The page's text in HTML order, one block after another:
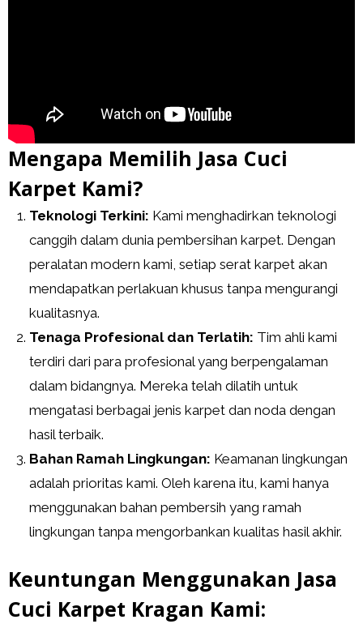
Mengapa Memilih Jasa Cuci
Karpet Kami?
Teknologi Terkini: Kami menghadirkan teknologi
canggih dalam dunia pembersihan karpet. Dengan
peralatan modern kami, setiap serat karpet akan
mendapatkan perlakuan khusus tanpa mengurangi
kualitasnya.
Tenaga Profesional dan Terlatih: Tim ahli kami
terdiri dari para profesional yang berpengalaman
dalam bidangnya. Mereka telah dilatih untuk
mengatasi berbagai jenis karpet dan noda dengan
hasil terbaik.
Bahan Ramah Lingkungan: Keamanan lingkungan
adalah prioritas kami. Oleh karena itu, kami hanya
menggunakan bahan pembersih yang ramah
lingkungan tanpa mengorbankan kualitas hasil akhir.
Keuntungan Menggunakan Jasa
Cuci Karpet Kragan Kami: